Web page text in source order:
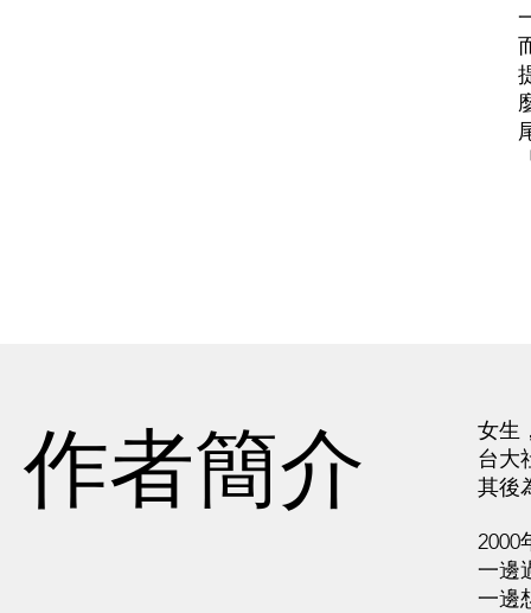
作者簡介
女生，
台大社
其後為
2000年
一邊過
一邊想